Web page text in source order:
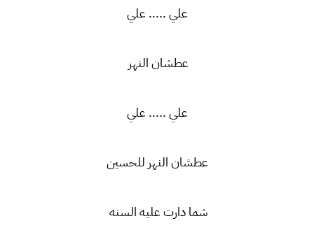
علي ..... علي
عطشان النهر
علي ..... علي
عطشان النهر للحسين
شما دارت عليه السنه